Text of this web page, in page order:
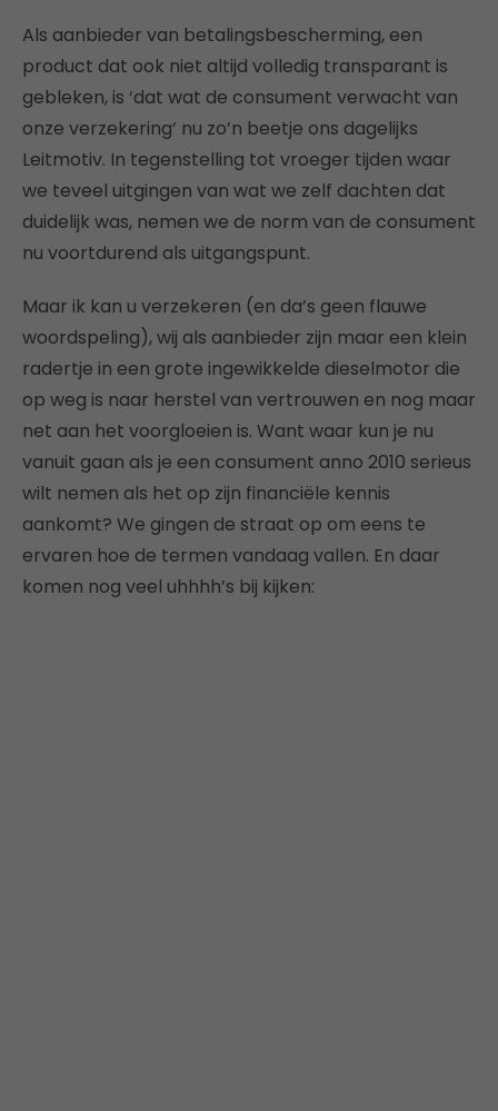
Als aanbieder van betalingsbescherming, een
product dat ook niet altijd volledig transparant is
gebleken, is ‘dat wat de consument verwacht van
onze verzekering’ nu zo’n beetje ons dagelijks
Leitmotiv. In tegenstelling tot vroeger tijden waar
we teveel uitgingen van wat we zelf dachten dat
duidelijk was, nemen we de norm van de consument
nu voortdurend als uitgangspunt.
Maar ik kan u verzekeren (en da’s geen flauwe
woordspeling), wij als aanbieder zijn maar een klein
radertje in een grote ingewikkelde dieselmotor die
op weg is naar herstel van vertrouwen en nog maar
net aan het voorgloeien is. Want waar kun je nu
vanuit gaan als je een consument anno 2010 serieus
wilt nemen als het op zijn financiële kennis
aankomt? We gingen de straat op om eens te
ervaren hoe de termen vandaag vallen. En daar
komen nog veel uhhhh’s bij kijken: